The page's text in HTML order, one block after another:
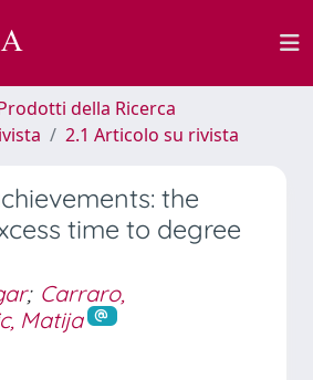
della Ricerca
2.1 Articolo su rivista
the
time to degree
; Carraro,
Matija